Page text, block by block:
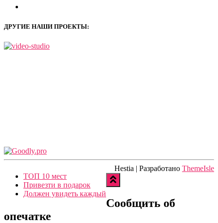
ДРУГИЕ НАШИ ПРОЕКТЫ:
ТОП 10 мест
Привезти в подарок
Должен увидеть каждый
Hestia | Разработано ThemeIsle
Сообщить об
опечатке